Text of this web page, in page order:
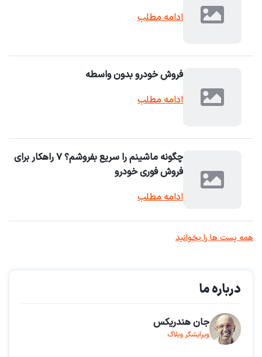
ادامه مطلب
فروش خودرو بدون واسطه
ادامه مطلب
چگونه ماشینم را سریع بفروشم؟ ۷ راهکار برای
فروش فوری خودرو
ادامه مطلب
همه پست ها را بخوانید
درباره ما
جان هندریکس
ویرایشگر وبلاگ